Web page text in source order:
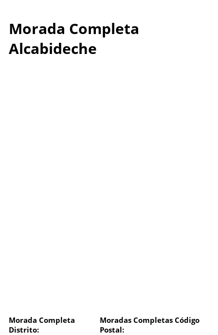
Morada Completa
Alcabideche
Morada Completa
Distrito:
Moradas Completas Código
Postal: